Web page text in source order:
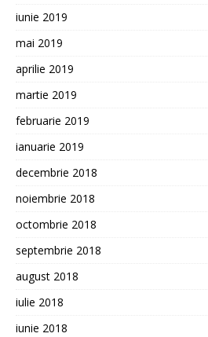
iunie 2019
mai 2019
aprilie 2019
martie 2019
februarie 2019
ianuarie 2019
decembrie 2018
noiembrie 2018
octombrie 2018
septembrie 2018
august 2018
iulie 2018
iunie 2018